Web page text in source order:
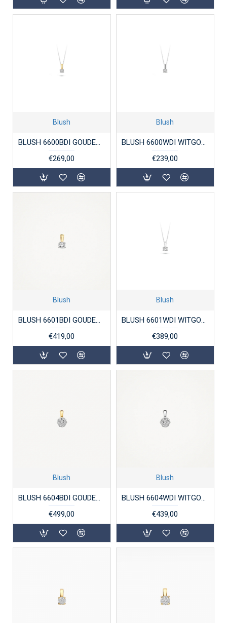
Blush
BLUSH 6600BDI GOUDEN BICOLOR HANGER DIAMANT 0.05 CT.
€269,00
Blush
BLUSH 6600WDI WITGOUDEN HANGER DIAMANT 0.05 CT.
€239,00
Blush
BLUSH 6601BDI GOUDEN HANGER BICOLOR MET DIAMANT
€419,00
Blush
BLUSH 6601WDI WITGOUDEN HANGER MET DIAMANT
€389,00
Blush
BLUSH 6604BDI GOUDEN HANGER BICOLOR MET DIAMANT 0.11CT.
€499,00
Blush
BLUSH 6604WDI WITGOUDEN HANGER MET DIAMANT 0.11CT.
€439,00